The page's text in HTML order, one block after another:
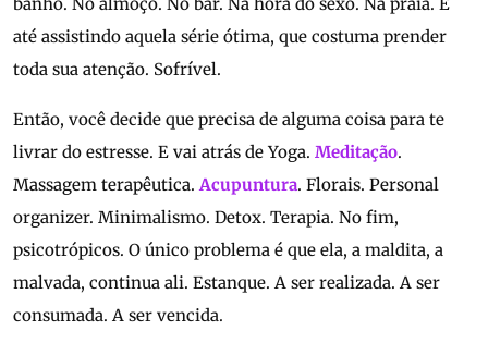
até assistindo aquela série ótima, que costuma prender
toda sua atenção. Sofrível.
Então, você decide que precisa de alguma coisa para te
livrar do estresse. E vai atrás de Yoga. Meditação.
Massagem terapêutica.Acupuntura. Florais. Personal
organizer. Minimalismo. Detox. Terapia. No fim,
psicotrópicos. O único problema é que ela, a maldita, a
malvada, continua ali. Estanque. A ser realizada. A ser
consumada. A ser vencida.